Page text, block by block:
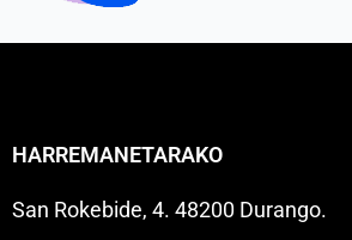
HARREMANETARAKO
San Rokebide, 4. 48200 Durango.